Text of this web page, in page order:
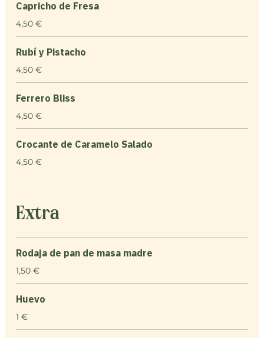
Capricho de Fresa
4,50 €
Rubí y Pistacho
4,50 €
Ferrero Bliss
4,50 €
Crocante de Caramelo Salado
4,50 €
Extra
Rodaja de pan de masa madre
1,50 €
Huevo
1 €